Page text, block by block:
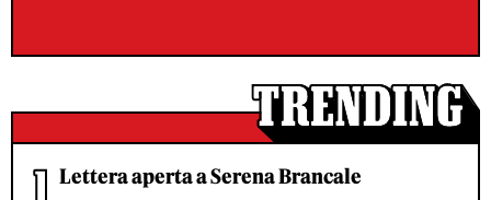
Lettera aperta a Serena Brancale